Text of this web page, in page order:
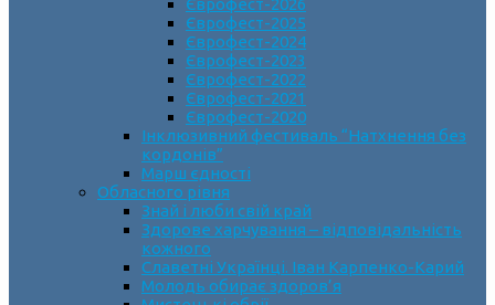
Єврофест-2026
Єврофест-2025
Єврофест-2024
Єврофест-2023
Єврофест-2022
Єврофест-2021
Єврофест-2020
Інклюзивний фестиваль “Натхнення без
кордонів”
Марш єдності
Обласного рівня
Знай і люби свій край
Здорове харчування – відповідальність
кожного
Славетні Українці. Іван Карпенко-Карий
Молодь обирає здоров’я